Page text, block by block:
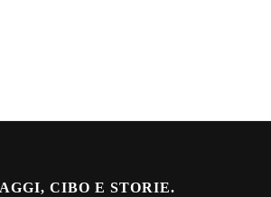
CIBO E STORIE.